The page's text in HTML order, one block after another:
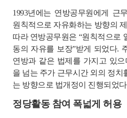
1993년에는 연방공무원에게 근
원칙적으로 자유화하는 방향의
따라 연방공무원은 “원칙적으로
동의 자유를 보장”받게 되었다.
연방과 같은 법제를 가지고 있으
을 넘는 주가 근무시간 외의 정
는 방향으로 법개정이 진행되었
정당활동 참여 폭넓게 허용